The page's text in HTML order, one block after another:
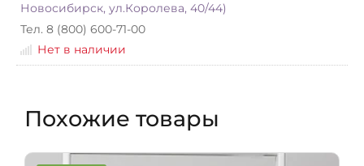
Новосибирск, ул.Королева, 40/44)
Тел. 8 (800) 600-71-00
Нет в наличии
Похожие товары